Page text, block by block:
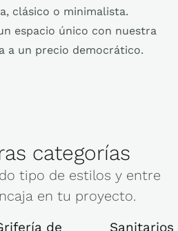
clásico o minimalista.
espacio único con nuestra
a un precio democrático.
categorías
tipo de estilos y entre
en tu proyecto.
de Sanitarios